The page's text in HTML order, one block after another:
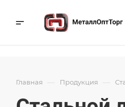
Главная — Продукция —